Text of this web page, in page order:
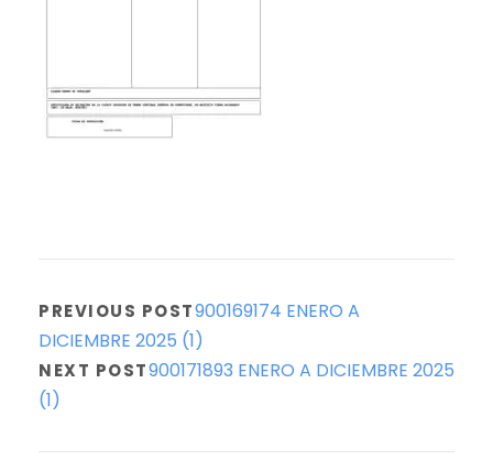
PREVIOUS POST900169174 ENERO A
DICIEMBRE 2025 (1)
NEXT POST900171893 ENERO A DICIEMBRE 2025
(1)